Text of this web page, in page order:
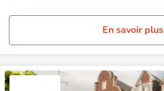
En savoir plus